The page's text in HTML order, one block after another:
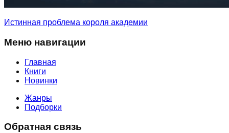
Истинная проблема короля академии
Меню навигации
Главная
Книги
Новинки
Жанры
Подборки
Обратная связь